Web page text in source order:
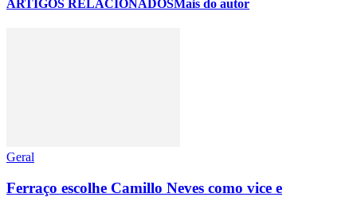
ARTIGOS RELACIONADOSMais do autor
Geral
Ferraço escolhe Camillo Neves como vice e